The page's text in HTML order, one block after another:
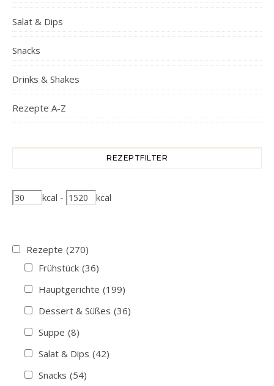
Salat & Dips
Snacks
Drinks & Shakes
Rezepte A-Z
REZEPTFILTER
kcal - kcal
Rezepte (270)
Frühstück (36)
Hauptgerichte (199)
Dessert & Süßes (36)
Suppe (8)
Salat & Dips (42)
Snacks (54)